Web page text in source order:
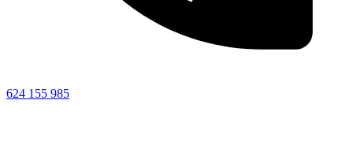
624 155 985